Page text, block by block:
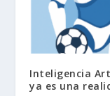
Inteligencia
ya es una